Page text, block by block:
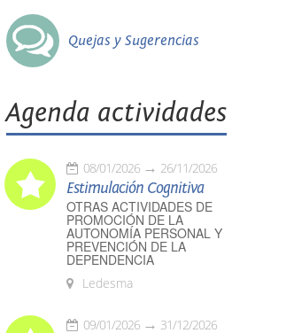
Quejas y Sugerencias
Agenda actividades
08/01/2026 26/11/2026
Estimulación Cognitiva
OTRAS ACTIVIDADES DE
PROMOCIÓN DE LA
AUTONOMÍA PERSONAL Y
PREVENCIÓN DE LA
DEPENDENCIA
Ledesma
09/01/2026 31/12/2026